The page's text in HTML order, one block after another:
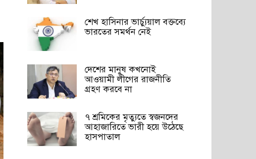
শেখ হাসিনার ভার্চ্যুয়াল বক্তব্যে
ভারতের সমর্থন নেই
দেশের মানুষ কখনোই
আওয়ামী লীগের রাজনীতি
গ্রহণ করবে না
৭ শ্রমিকের মৃত্যুতে স্বজনদের
আহাজারিতে ভারী হয়ে উঠেছে
হাসপাতাল